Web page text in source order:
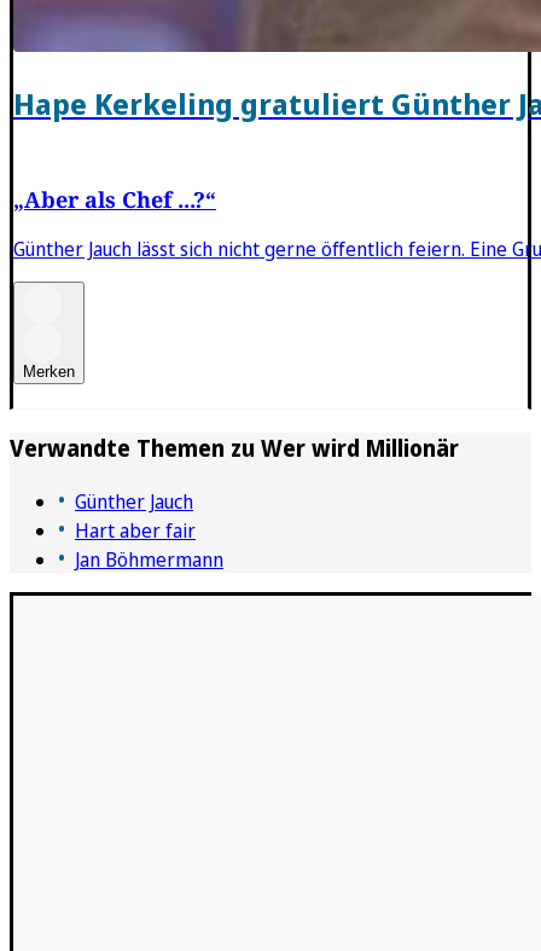
Hape Kerkeling gratuliert Günther
„Aber als Chef ...?“
Günther Jauch lässt sich nicht gerne öffentlich feiern. Eine
Merken
Verwandte Themen zu Wer wird Millionär
Günther Jauch
Hart aber fair
Jan Böhmermann